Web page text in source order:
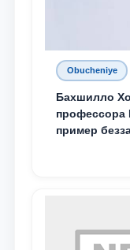
Obucheniye
Бахшилло
пример
Родине и